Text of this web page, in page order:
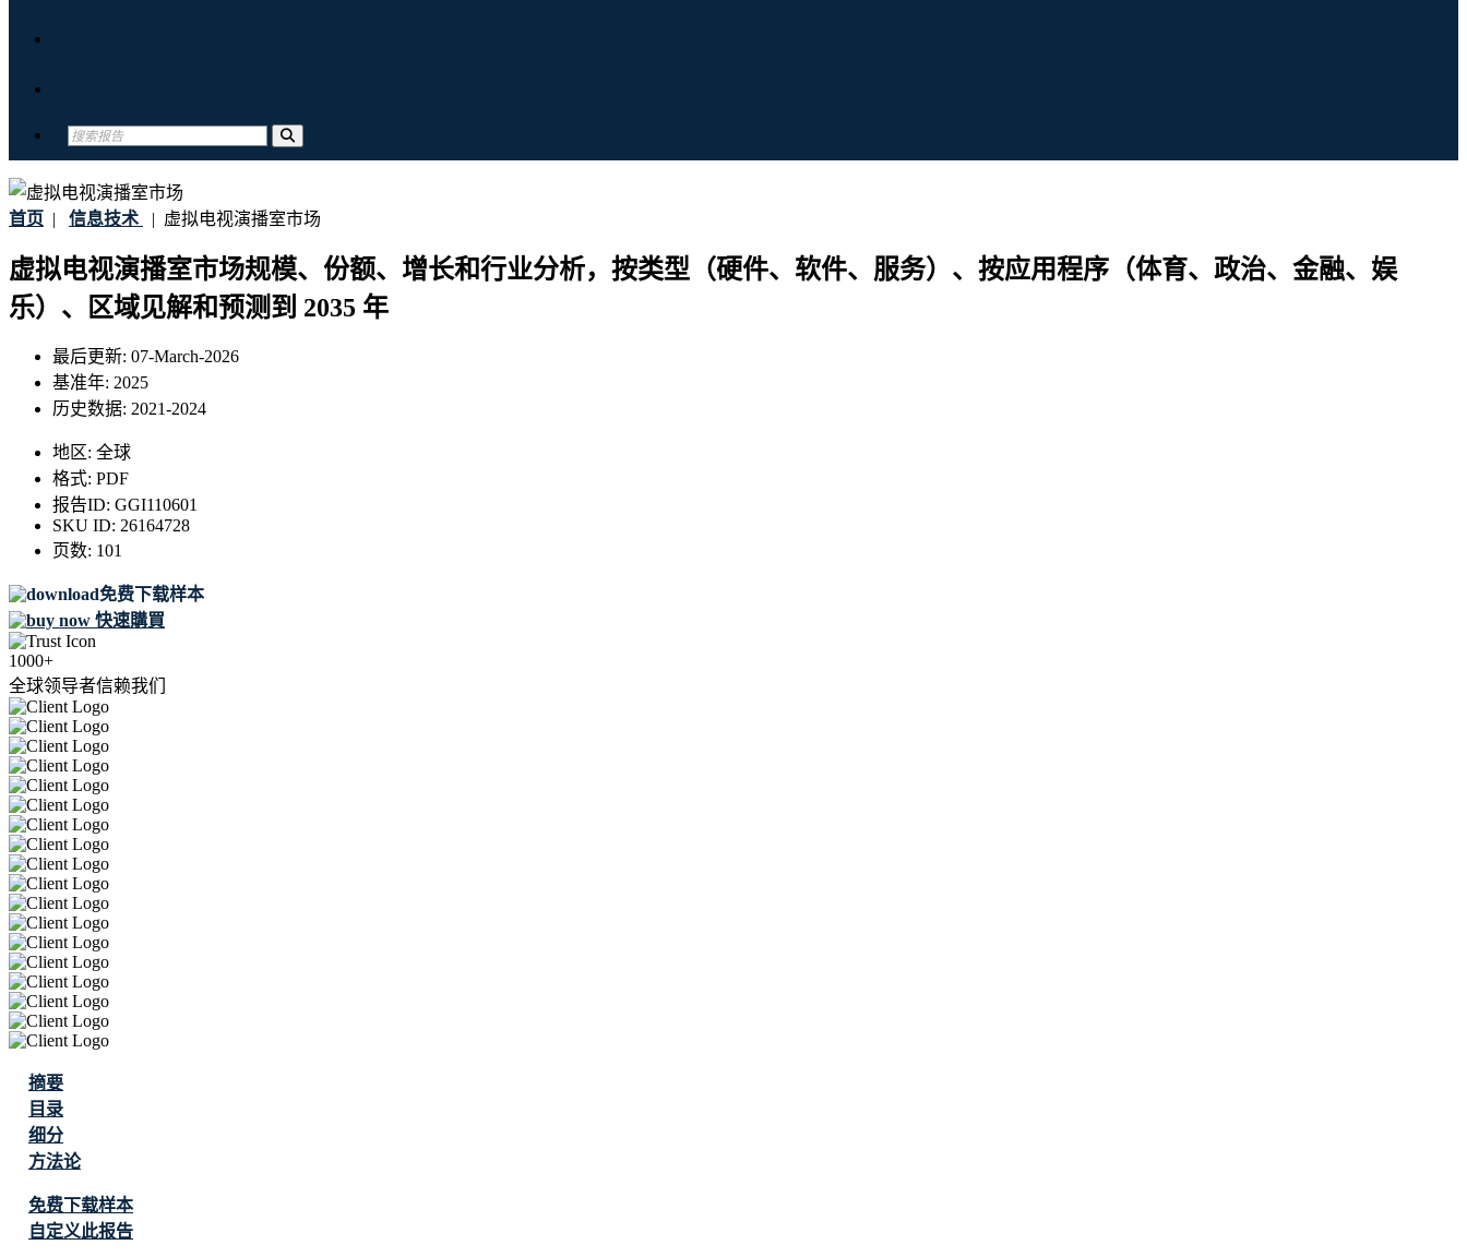
首页 | 信息技术 | 虚拟电视演播室市场
虚拟电视演播室市场规模、份额、增长和行业分析，按类型（硬件、软件、服务）、按应用程序（体育、政治、金融、娱
乐）、区域见解和预测到 2035 年
最后更新: 07-March-2026
基准年: 2025
历史数据: 2021-2024
地区: 全球
格式: PDF
报告ID: GGI110601
SKU ID: 26164728
页数: 101
免费下载样本
快速購買
1000+
全球领导者信赖我们
摘要
目录
细分
方法论
免费下载样本
自定义此报告